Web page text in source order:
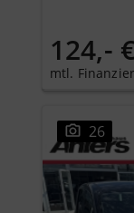
124,-
mtl.
26